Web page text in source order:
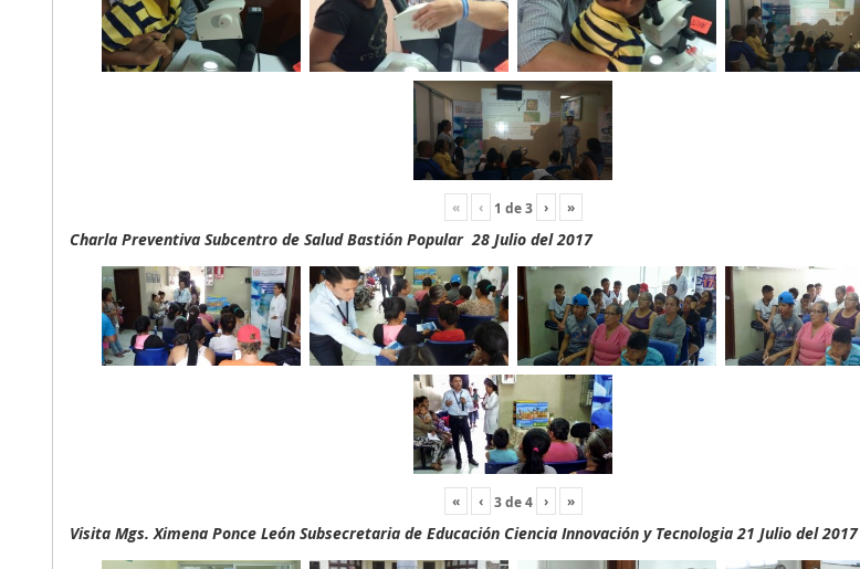
« ‹ 1 de3 › »
Charla Preventiva Subcentro de Salud Bastión Popular 28 Julio del 2017
« ‹ 3de4 › »
Visita Mgs. Ximena Ponce León Subsecretaria de Educación Ciencia Innovación y Tecnologia 21 Julio del 2017